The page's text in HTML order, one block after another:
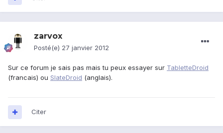
zarvox
Posté(e) 27 janvier 2012
Sur ce forum je sais pas mais tu peux essayer sur TabletteDroid
(francais) ou SlateDroid (anglais).
Citer